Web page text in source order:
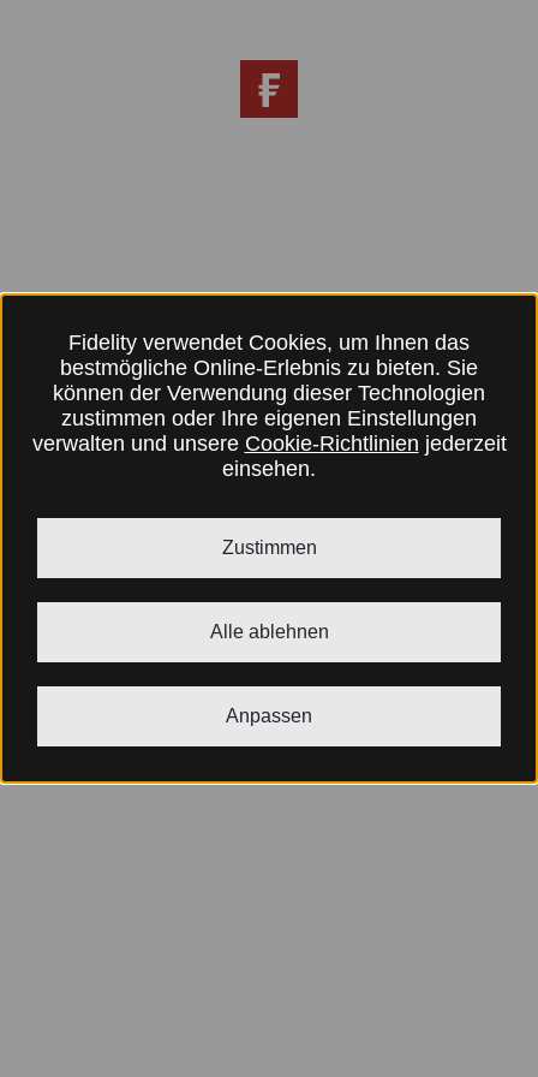
Fidelity verwendet Cookies, um Ihnen das
bestmögliche Online-Erlebnis zu bieten. Sie
können der Verwendung dieser Technologien
zustimmen oder Ihre eigenen Einstellungen
verwalten und unsere Cookie-Richtlinien jederzeit
einsehen.
Zustimmen
Alle ablehnen
Anpassen